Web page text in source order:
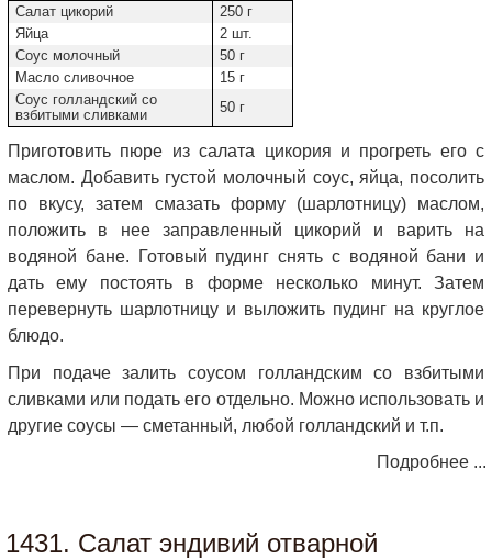
Салат цикорий
250 г
Яйца
2 шт.
Соус молочный
50 г
Масло сливочное
15 г
Соус голландский со
взбитыми сливками
50 г
Приготовить пюре из салата цикория и прогреть его с
маслом. Добавить густой молочный соус, яйца, посолить
по вкусу, затем смазать форму (шарлотницу) маслом,
положить в нее заправленный цикорий и варить на
водяной бане. Готовый пудинг снять с водяной бани и
дать ему постоять в форме несколько минут. Затем
перевернуть шарлотницу и выложить пудинг на круглое
блюдо.
При подаче залить соусом голландским со взбитыми
сливками или подать его отдельно. Можно использовать и
другие соусы — сметанный, любой голландский и т.п.
Подробнее ...
1431. Салат эндивий отварной